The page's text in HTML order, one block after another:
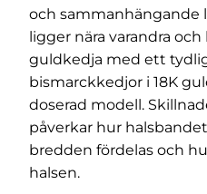
och sammanhängande
ligger nära varandra
guldkedja med ett
bismarckkedjor i 18K
doserad modell.
påverkar hur
bredden fördelas och
halsen.